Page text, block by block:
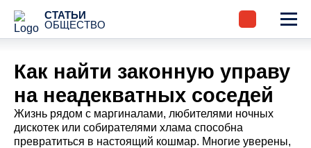
СТАТЬИ
ОБЩЕСТВО
Как найти законную управу
на неадекватных соседей
Жизнь рядом с маргиналами, любителями ночных
дискотек или собирателями хлама способна
превратиться в настоящий кошмар. Многие уверены,